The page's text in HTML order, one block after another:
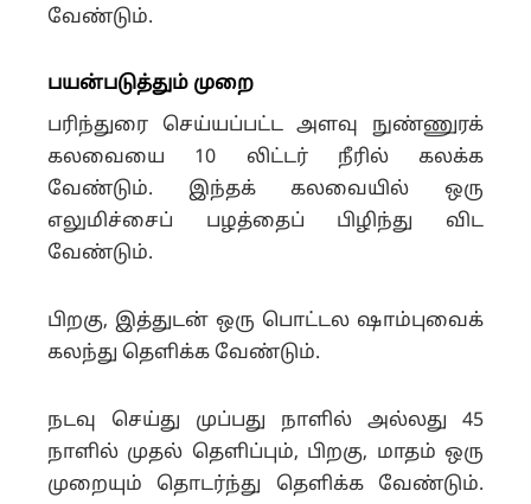
வேண்டும்.
பயன்படுத்தும் முறை
பரிந்துரை செய்யப்பட்ட அளவு நுண்ணுரக்
கலவையை 10 லிட்டர் நீரில் கலக்க
வேண்டும். இந்தக் கலவையில் ஒரு
எலுமிச்சைப் பழத்தைப் பிழிந்து விட
வேண்டும்.
பிறகு, இத்துடன் ஒரு பொட்டல ஷாம்புவைக்
கலந்து தெளிக்க வேண்டும்.
நடவு செய்து முப்பது நாளில் அல்லது 45
நாளில் முதல் தெளிப்பும், பிறகு, மாதம் ஒரு
முறையும் தொடர்ந்து தெளிக்க வேண்டும்.